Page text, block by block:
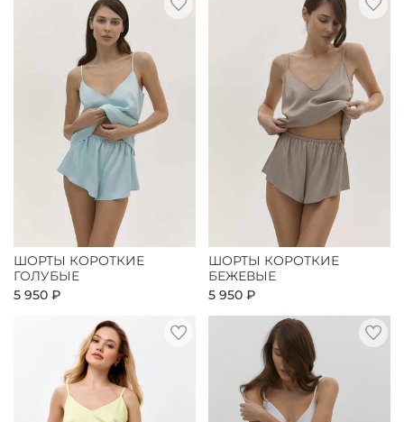
ШОРТЫ КОРОТКИЕ
ГОЛУБЫЕ
5 950 ₽
ШОРТЫ КОРОТКИЕ
БЕЖЕВЫЕ
5 950 ₽